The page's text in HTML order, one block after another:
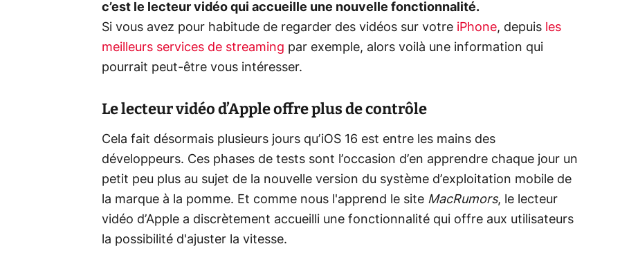
c’est le lecteur vidéo qui accueille une nouvelle fonctionnalité.
Si vous avez pour habitude de regarder des vidéos sur votre iPhone, depuis les
meilleurs services de streaming par exemple, alors voilà une information qui
pourrait peut-être vous intéresser.
Le lecteur vidéo d’Apple offre plus de contrôle
Cela fait désormais plusieurs jours qu’iOS 16 est entre les mains des
développeurs. Ces phases de tests sont l’occasion d’en apprendre chaque jour un
petit peu plus au sujet de la nouvelle version du système d’exploitation mobile de
la marque à la pomme. Et comme nous l'apprend le site MacRumors, le lecteur
vidéo d’Apple a discrètement accueilli une fonctionnalité qui offre aux utilisateurs
la possibilité d'ajuster la vitesse.